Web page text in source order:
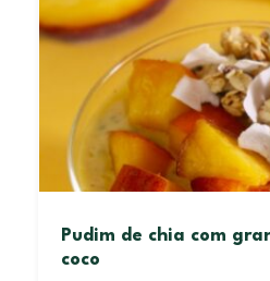
Pudim de chia com
coco